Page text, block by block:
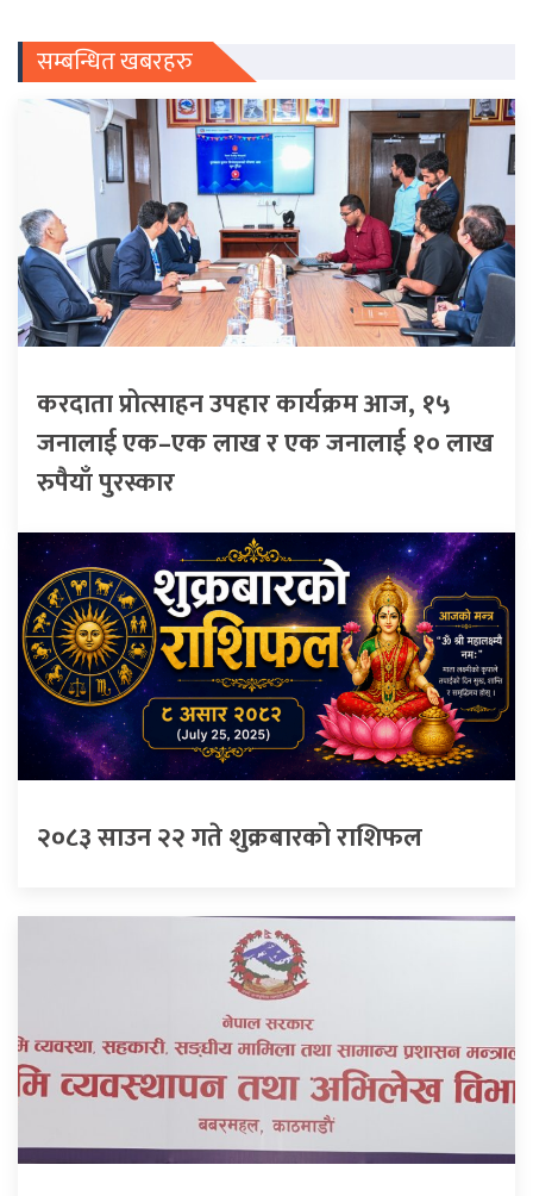
सम्बन्धित खबरहरु
करदाता प्रोत्साहन उपहार कार्यक्रम आज, १५
जनालाई एक–एक लाख र एक जनालाई १० लाख
रुपैयाँ पुरस्कार
२०८३ साउन २२ गते शुक्रबारको राशिफल